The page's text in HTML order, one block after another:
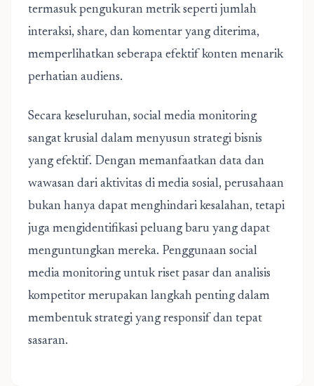
termasuk pengukuran metrik seperti jumlah
interaksi, share, dan komentar yang diterima,
memperlihatkan seberapa efektif konten menarik
perhatian audiens.
Secara keseluruhan, social media monitoring
sangat krusial dalam menyusun strategi bisnis
yang efektif. Dengan memanfaatkan data dan
wawasan dari aktivitas di media sosial, perusahaan
bukan hanya dapat menghindari kesalahan, tetapi
juga mengidentifikasi peluang baru yang dapat
menguntungkan mereka. Penggunaan social
media monitoring untuk riset pasar dan analisis
kompetitor merupakan langkah penting dalam
membentuk strategi yang responsif dan tepat
sasaran.